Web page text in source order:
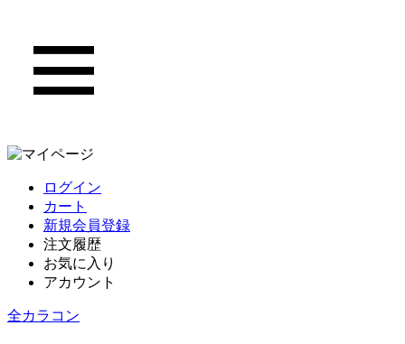
ログイン
カート
新規会員登録
注文履歴
お気に入り
アカウント
全カラコン